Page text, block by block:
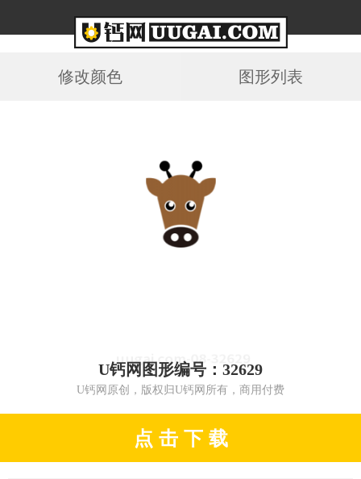
修改颜色 图形列表
U钙网图形编号：32629
U钙网原创，版权归U钙网所有，商用付费
点 击 下 载